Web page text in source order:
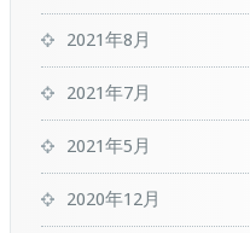
2021年8月
2021年7月
2021年5月
2020年12月